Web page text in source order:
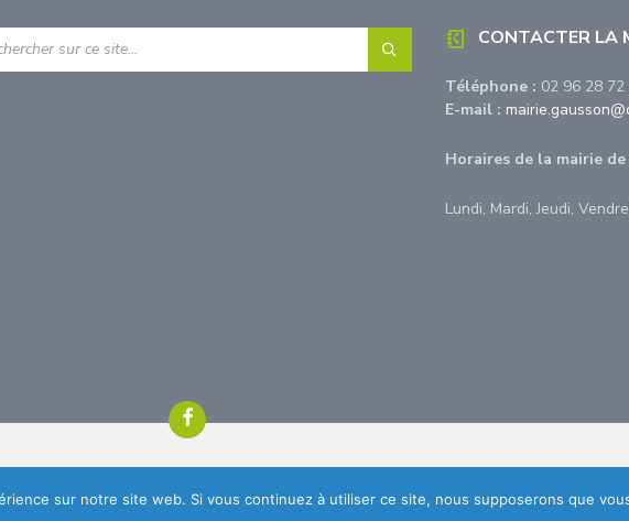
CONTACTER LA
Téléphone : 02 96 28 72
E-mail :
Horaires de la mairie de
Lundi, Mardi, Jeudi,
Facebook
sur notre site web. Si vous continuez à utiliser ce site, nous supposerons que